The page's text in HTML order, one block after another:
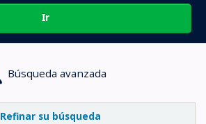
Ir
Búsqueda avanzada
Refinar su búsqueda